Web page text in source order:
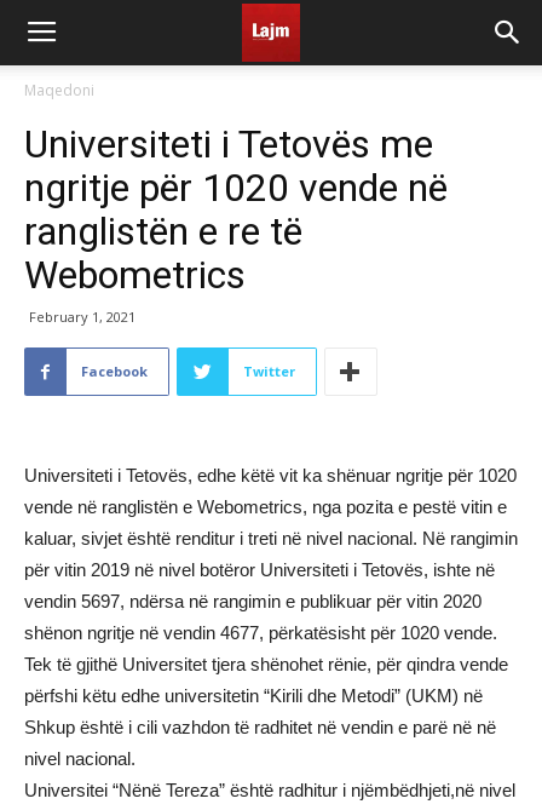
Maqedoni
Universiteti i Tetovës me
ngritje për 1020 vende në
ranglistën e re të
Webometrics
February 1, 2021
Facebook Twitter
Universiteti i Tetovës, edhe këtë vit ka shënuar ngritje për 1020
vende në ranglistën e Webometrics, nga pozita e pestë vitin e
kaluar, sivjet është renditur i treti në nivel nacional. Në rangimin
për vitin 2019 në nivel botëror Universiteti i Tetovës, ishte në
vendin 5697, ndërsa në rangimin e publikuar për vitin 2020
shënon ngritje në vendin 4677, përkatësisht për 1020 vende.
Tek të gjithë Universitet tjera shënohet rënie, për qindra vende
përfshi këtu edhe universitetin “Kirili dhe Metodi” (UKM) në
Shkup është i cili vazhdon të radhitet në vendin e parë në në
nivel nacional.
Universitei “Nënë Tereza” është radhitur i njëmbëdhjeti,në nivel